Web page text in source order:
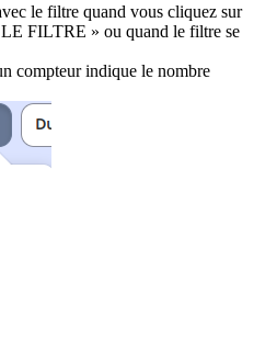
le filtre quand vous cliquez sur
FILTRE » ou quand le filtre se
compteur indique le nombre